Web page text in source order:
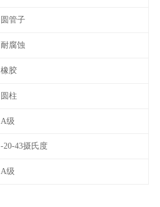
圆管子
耐腐蚀
橡胶
圆柱
A级
-20-43摄氏度
A级